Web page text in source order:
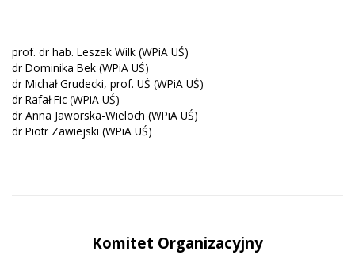
prof. dr hab. Leszek Wilk (WPiA UŚ)
dr Dominika Bek (WPiA UŚ)
dr Michał Grudecki, prof. UŚ (WPiA UŚ)
dr Rafał Fic (WPiA UŚ)
dr Anna Jaworska-Wieloch (WPiA UŚ)
dr Piotr Zawiejski (WPiA UŚ)
Komitet Organizacyjny